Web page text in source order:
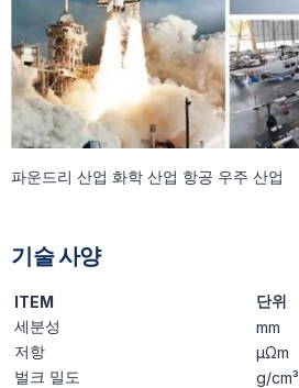
파운드리 산업 화학 산업 항공 우주 산업
기술 사양
ITEM 단위
세분성
mm
저항
μΩm
벌크 밀도
g/cm³